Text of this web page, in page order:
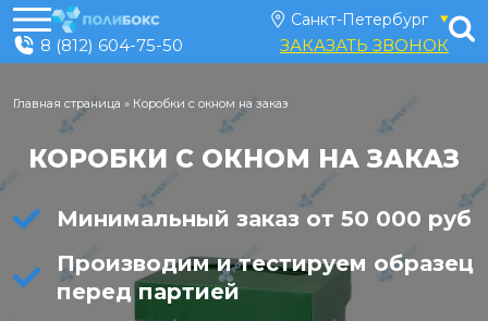
8 (812) 604-75-50 ЗАКАЗАТЬ ЗВОНОК
Главная страница » Коробки с окном на заказ
КОРОБКИ С ОКНОМ НА ЗАКАЗ
Минимальный заказ от 50 000 руб
Производим и тестируем образец
перед партией